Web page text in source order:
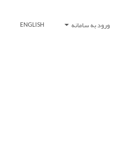
ورود به سامانه ENGLISH